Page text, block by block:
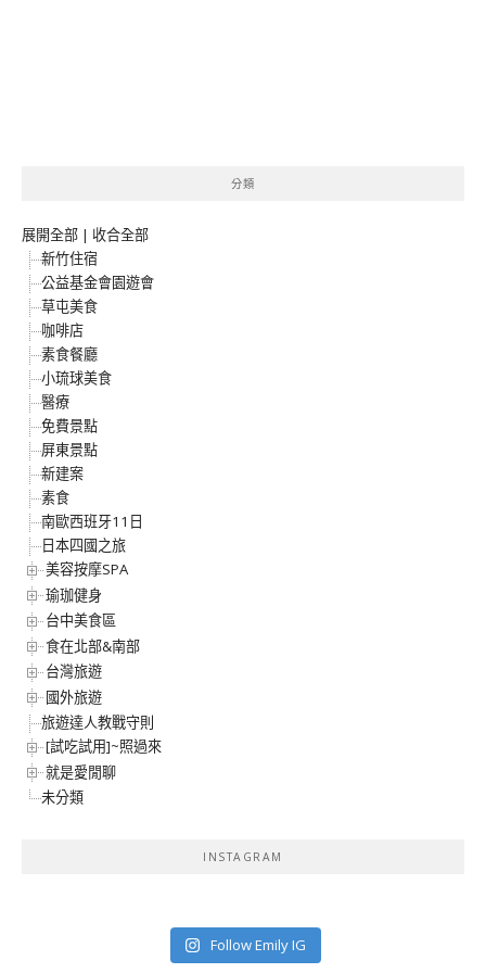
分類
展開全部 | 收合全部
新竹住宿
公益基金會園遊會
草屯美食
咖啡店
素食餐廳
小琉球美食
醫療
免費景點
屏東景點
新建案
素食
南歐西班牙11日
日本四國之旅
美容按摩SPA
瑜珈健身
台中美食區
食在北部&南部
台灣旅遊
國外旅遊
旅遊達人教戰守則
[試吃試用]~照過來
就是愛閒聊
未分類
INSTAGRAM
Follow Emily IG